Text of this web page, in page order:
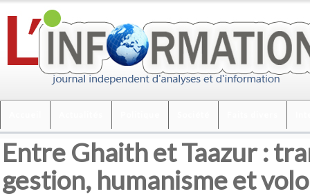
Entre Ghaith et Taazur :
gestion, humanisme et